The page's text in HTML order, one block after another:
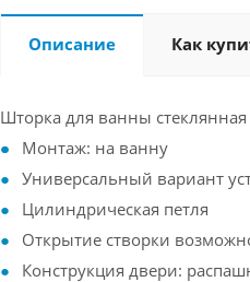
Описание Как
Шторка для ванны
Монтаж: на ванну
Универсальный вариант
Цилиндрическая петля
Открытие створки
Конструкция двери: